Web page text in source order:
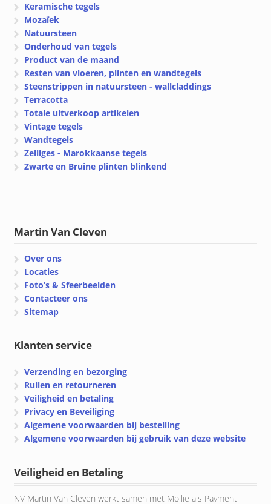
Keramische tegels
Mozaïek
Natuursteen
Onderhoud van tegels
Product van de maand
Resten van vloeren, plinten en wandtegels
Steenstrippen in natuursteen - wallcladdings
Terracotta
Totale uitverkoop artikelen
Vintage tegels
Wandtegels
Zelliges - Marokkaanse tegels
Zwarte en Bruine plinten blinkend
Martin Van Cleven
Over ons
Locaties
Foto’s & Sfeerbeelden
Contacteer ons
Sitemap
Klanten service
Verzending en bezorging
Ruilen en retourneren
Veiligheid en betaling
Privacy en Beveiliging
Algemene voorwaarden bij bestelling
Algemene voorwaarden bij gebruik van deze website
Veiligheid en Betaling
NV Martin Van Cleven werkt samen met Mollie als Payment